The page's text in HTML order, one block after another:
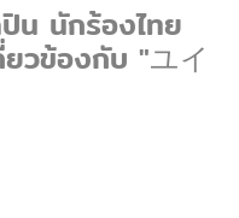
น นักร้องไทย
ยวข้องกับ "ユイ